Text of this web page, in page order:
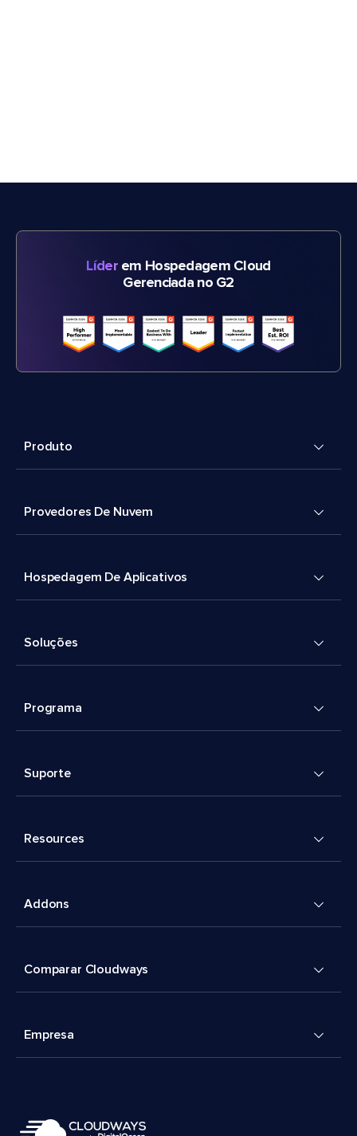
Líderem Hospedagem Cloud
Gerenciada no G2
Produto
Provedores De Nuvem
Hospedagem De Aplicativos
Soluções
Programa
Suporte
Resources
Addons
Comparar Cloudways
Empresa